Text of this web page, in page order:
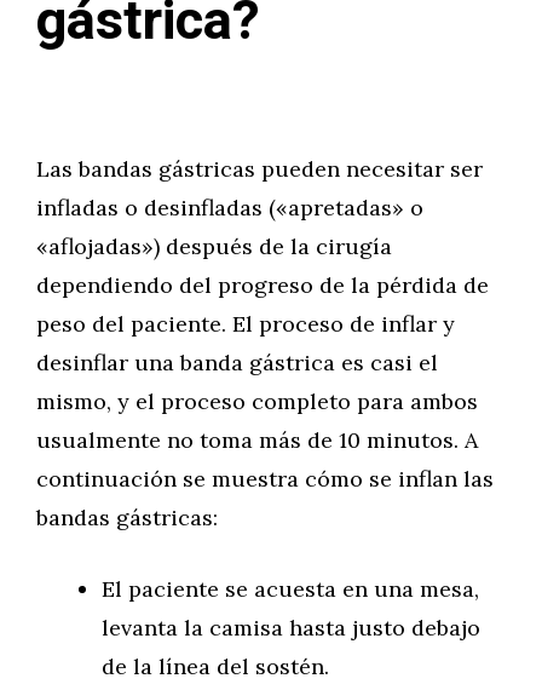
gástrica?
Las bandas gástricas pueden necesitar ser
infladas o desinfladas («apretadas» o
«aflojadas») después de la cirugía
dependiendo del progreso de la pérdida de
peso del paciente. El proceso de inflar y
desinflar una banda gástrica es casi el
mismo, y el proceso completo para ambos
usualmente no toma más de 10 minutos. A
continuación se muestra cómo se inflan las
bandas gástricas:
El paciente se acuesta en una mesa,
levanta la camisa hasta justo debajo
de la línea del sostén.